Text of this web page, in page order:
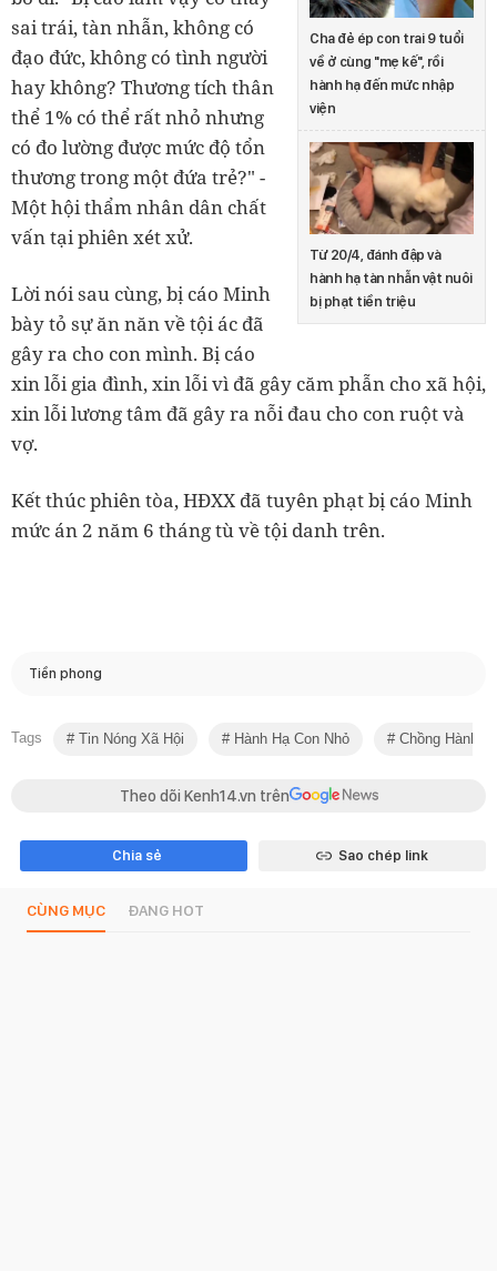
Cha đẻ ép con trai 9 tuổi
về ở cùng "mẹ kế", rồi
hành hạ đến mức nhập
viện
Từ 20/4, đánh đập và
hành hạ tàn nhẫn vật nuôi
bị phạt tiền triệu
sai trái, tàn nhẫn, không có
đạo đức, không có tình người
hay không? Thương tích thân
thể 1% có thể rất nhỏ nhưng
có đo lường được mức độ tổn
thương trong một đứa trẻ?" -
Một hội thẩm nhân dân chất
vấn tại phiên xét xử.
Lời nói sau cùng, bị cáo Minh
bày tỏ sự ăn năn về tội ác đã
gây ra cho con mình. Bị cáo
xin lỗi gia đình, xin lỗi vì đã gây căm phẫn cho xã hội,
xin lỗi lương tâm đã gây ra nỗi đau cho con ruột và
vợ.
Kết thúc phiên tòa, HĐXX đã tuyên phạt bị cáo Minh
mức án 2 năm 6 tháng tù về tội danh trên.
Tiền phong
Tags Tin Nóng Xã Hội Hành Hạ Con Nhỏ Chồng Hành
Theo dõi Kenh14.vn trên
Chia sẻ Sao chép link
CÙNG MỤC ĐANG HOT